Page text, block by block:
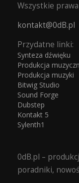
Wszystkie
kontakt@0dB.pl
Przydatne linki:
Synteza dźwięku
Produkcja
Produkcja muzyki
Bitwig Studio
Sound Forge
Dubstep
Kontakt 5
Sylenth1
0dB.pl –
poradniki,